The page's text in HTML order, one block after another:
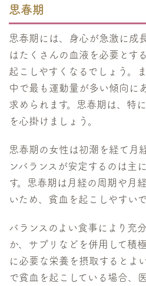
思春期
思春期には、身心が急激に成
はたくさんの血液を必要とす
起こしやすくなるでしょう。
中で最も運動量が多い傾向に
求められます。思春期は、特
を心掛けましょう。
思春期の女性は初潮を経て月
ンバランスが安定するのは主
す。思春期は月経の周期や月
いため、貧血を起こしやすいで
バランスのよい食事により充
か、サプリなどを併用して積
に必要な栄養を摂取するとよ
で貧血を起こしている場合、